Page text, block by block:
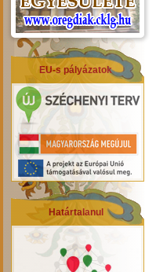
EU-s pályázatok
Határtalanul